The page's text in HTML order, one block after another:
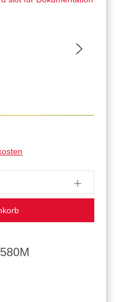
gewünschten Wert